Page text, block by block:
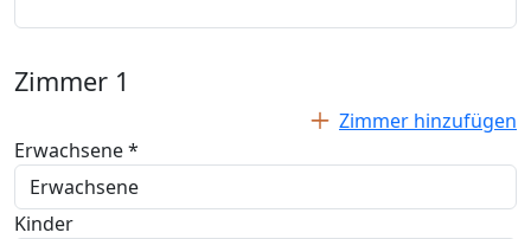
Zimmer 1
Zimmer hinzufügen
Erwachsene *
Kinder